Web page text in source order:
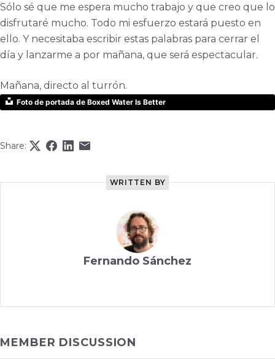
Sólo sé que me espera mucho trabajo y que creo que lo
disfrutaré mucho. Todo mi esfuerzo estará puesto en
ello. Y necesitaba escribir estas palabras para cerrar el
día y lanzarme a por mañana, que será espectacular.
Mañana, directo al turrón.
Foto de portada de Boxed Water Is Better
Share:
WRITTEN BY
Fernando Sánchez
MEMBER DISCUSSION